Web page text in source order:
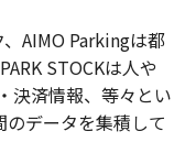
AIMO Parkingは都
STOCKは人や
決済情報、等々とい
データを集積して